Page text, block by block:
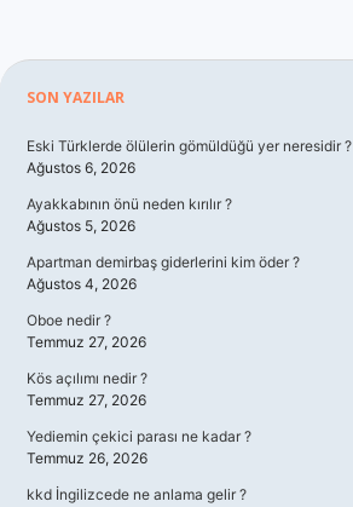
Sidebar
SON YAZILAR
Eski Türklerde ölülerin gömüldüğü yer neresidir ?
Ağustos 6, 2026
Ayakkabının önü neden kırılır ?
Ağustos 5, 2026
Apartman demirbaş giderlerini kim öder ?
Ağustos 4, 2026
Oboe nedir ?
Temmuz 27, 2026
Kös açılımı nedir ?
Temmuz 27, 2026
Yediemin çekici parası ne kadar ?
Temmuz 26, 2026
kkd İngilizcede ne anlama gelir ?